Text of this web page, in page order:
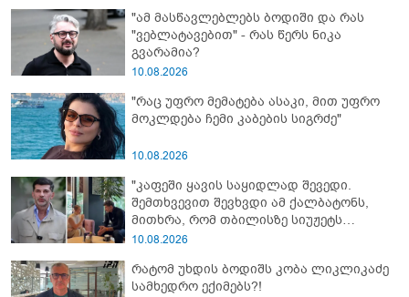
"ამ მასწავლებლებს ბოდიში და რას
"ვებლატავებით" - რას წერს ნიკა
გვარამია?
10.08.2026
"რაც უფრო მემატება ასაკი, მით უფრო
მოკლდება ჩემი კაბების სიგრძე"
10.08.2026
"კაფეში ყავის საყიდლად შევედი.
შემთხვევით შევხვდი ამ ქალბატონს,
მითხრა, რომ თბილისზე სიუჟეტს
ვაკეთებო და..." - რას ამბობს კახა
ინტერვიუზე
10.08.2026
რატომ უხდის ბოდიშს კობა ლიკლიკაძე
სამხედრო ექიმებს?!